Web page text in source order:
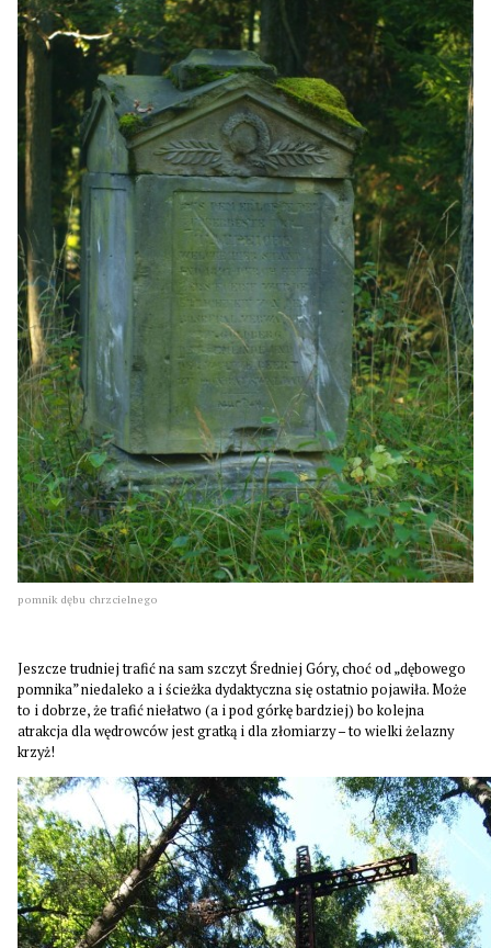
pomnik dębu chrzcielnego
Jeszcze trudniej trafić na sam szczyt Średniej Góry, choć od „dębowego
pomnika” niedaleko a i ścieżka dydaktyczna się ostatnio pojawiła. Może
to i dobrze, że trafić niełatwo (a i pod górkę bardziej) bo kolejna
atrakcja dla wędrowców jest gratką i dla złomiarzy – to wielki żelazny
krzyż!